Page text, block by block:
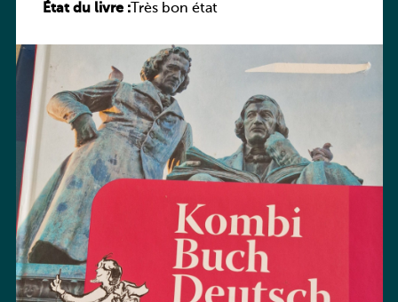
Luxemburg)
État du livre :Très bon état